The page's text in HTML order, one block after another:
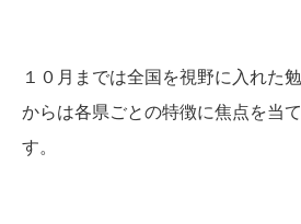
１０月までは全国を視野に入れた
からは各県ごとの特徴に焦点を当
す。